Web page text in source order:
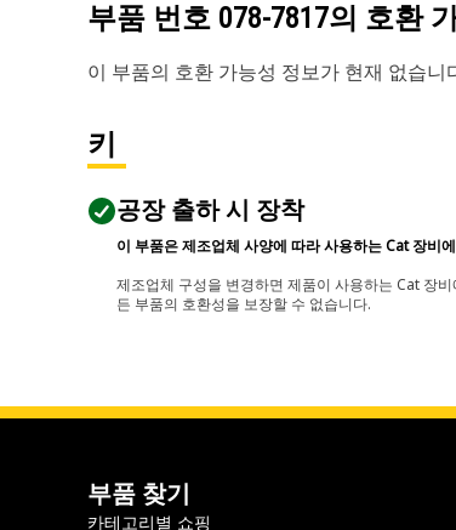
부품 번호 078-7817의 호환
이 부품의 호환 가능성 정보가 현재 없습니
키
공장 출하 시 장착
이 부품은 제조업체 사양에 따라 사용하는 Cat 장비
제조업체 구성을 변경하면 제품이 사용하는 Cat 장
든 부품의 호환성을 보장할 수 없습니다.
부품 찾기
카테고리별 쇼핑